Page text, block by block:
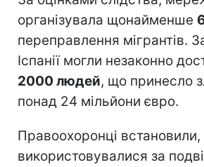
організувала щонайменше
переправлення мігрантів.
Іспанії могли незаконно
2000 людей, що принесло
понад 24 мільйони євро.
Правоохоронці
використовувалися за